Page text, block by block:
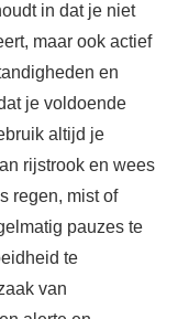
in dat je niet
maar ook actief
en
je voldoende
altijd je
rijstrook en wees
regen, mist of
pauzes te
te
van